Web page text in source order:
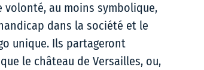
volonté, au moins symbolique,
dans la société et le
unique. Ils partageront
le château de Versailles, ou,